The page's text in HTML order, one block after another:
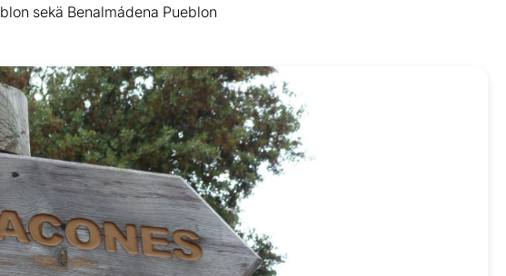
sekä Benalmádena Pueblon